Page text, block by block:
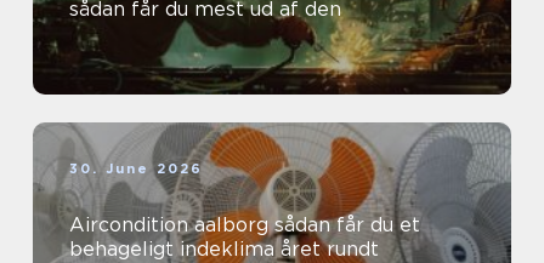
sådan får du mest ud af den
30. June 2026
Aircondition aalborg sådan får du et
behageligt indeklima året rundt